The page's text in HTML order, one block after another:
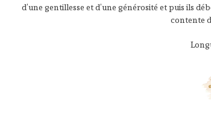
d’une gentillesse et d’une générosité et puis ils
contente